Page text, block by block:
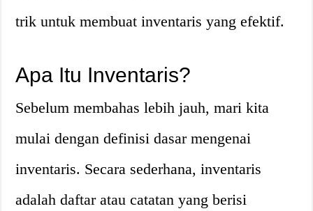
trik untuk membuat inventaris yang efektif.
Apa Itu Inventaris?
Sebelum membahas lebih jauh, mari kita
mulai dengan definisi dasar mengenai
inventaris. Secara sederhana, inventaris
adalah daftar atau catatan yang berisi